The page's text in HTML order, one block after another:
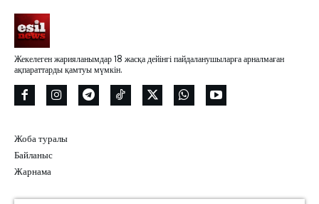
Жекелеген жарияланымдар 18 жасқа дейінгі пайдаланушыларға арналмаған
ақпараттарды қамтуы мүмкін.
Жоба туралы
Байланыс
Жарнама